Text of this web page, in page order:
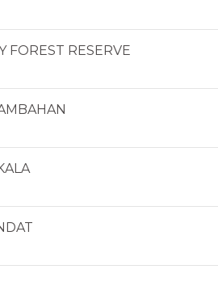
FOREST RESERVE